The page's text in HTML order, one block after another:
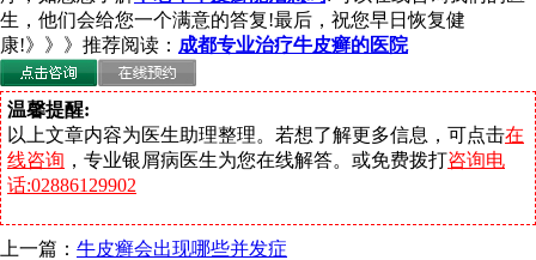
生，他们会给您一个满意的答复!最后，祝您早日恢复健
康!》》》推荐阅读： 成都专业治疗牛皮癣的医院
温馨提醒:
以上文章内容为医生助理整理。若想了解更多信息，可点击在
线咨询 ，专业银屑病医生为您在线解答。或免费拨打咨询电
话:02886129902
上一篇： 牛皮癣会出现哪些并发症